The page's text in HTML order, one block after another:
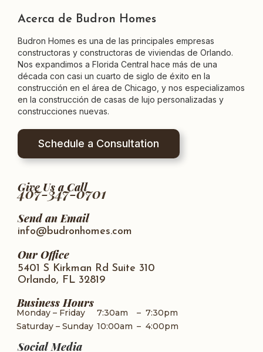
Acerca de Budron Homes
Budron Homes es una de las principales empresas
constructoras y constructoras de viviendas de Orlando.
Nos expandimos a Florida Central hace más de una
década con casi un cuarto de siglo de éxito en la
construcción en el área de Chicago, y nos especializamos
en la construcción de casas de lujo personalizadas y
construcciones nuevas.
Schedule a Consultation
Give Us a Call
407-347-0701
Send an Email
info@budronhomes.com
Our Office
5401 S Kirkman Rd Suite 310
Orlando, FL 32819
Business Hours
Monday – Friday 7:30am – 7:30pm
Saturday – Sunday 10:00am – 4:00pm
Social Media